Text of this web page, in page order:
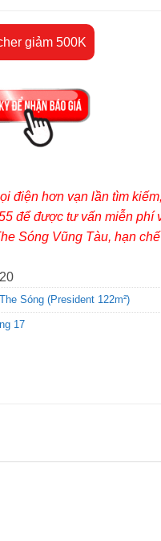
giảm 500K
điện hơn vạn lần tìm kiếm,
để được tư vấn miễn phí
Sóng Vũng Tàu, hạn
20
Sóng (President 122m²)
17